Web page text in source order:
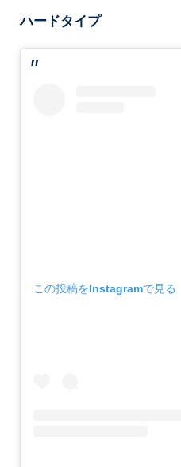
ハードタイプ
この投稿をInstagramで見る